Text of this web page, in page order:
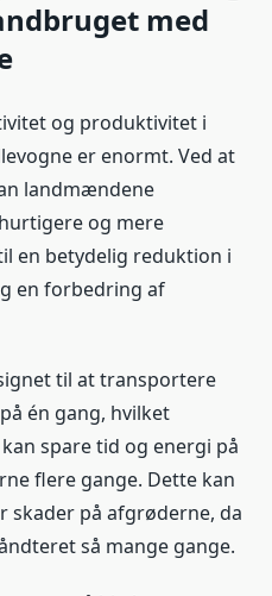
med
og produktivitet i
er enormt. Ved at
landmændene
og mere
en betydelig reduktion i
en forbedring af
til at transportere
én gang, hvilket
spare tid og energi på
flere gange. Dette kan
skader på afgrøderne, da
så mange gange.